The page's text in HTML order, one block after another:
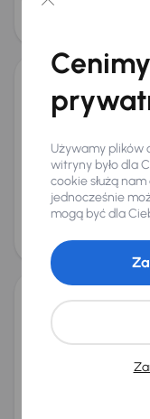
Volvo V40
2012 321 978 km
Miesięczna rata
od 131 zł
Najniższa cena z
obniżką
23 000 zł
Volvo V40
2014234 632 km
Miesięczna rata
Używamy plików
witryny było dla
cookie służą
jednocześnie
mogą być dla